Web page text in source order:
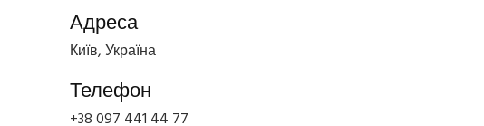
Адреса
Київ, Україна
Телефон
+38 097 441 44 77